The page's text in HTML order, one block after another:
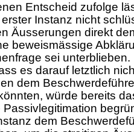
Entscheid zufolge
Instanz nicht
Äusserungen direkt
beweismässige
sei
es darauf letztlich
dem
würde bereits
dem